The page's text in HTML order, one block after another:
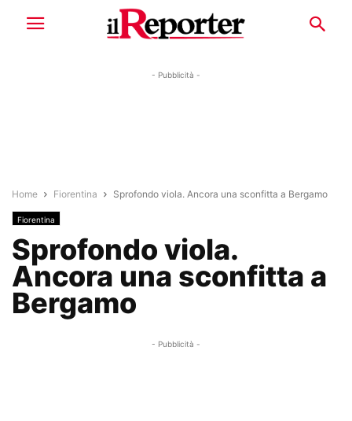
- Pubblicità -
Home Fiorentina Sprofondo viola. Ancora una sconfitta a Bergamo
Fiorentina
Sprofondo viola.
Ancora una sconfitta a
Bergamo
- Pubblicità -